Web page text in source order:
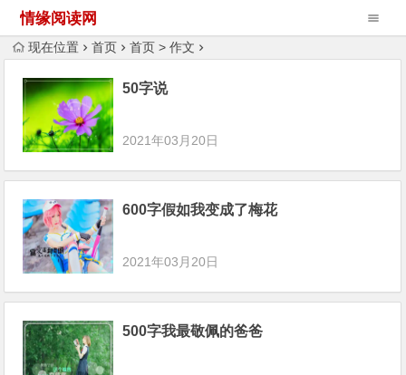
情缘阅读网
现在位置 首页 首页 >作文
50字说
2021年03月20日
600字假如我变成了梅花
2021年03月20日
500字我最敬佩的爸爸